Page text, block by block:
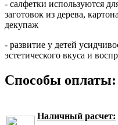
- салфетки используются
заготовок из дерева,
декупаж
- развитие у детей
эстетического вкуса и
Способы оплаты:
Наличный расчет: